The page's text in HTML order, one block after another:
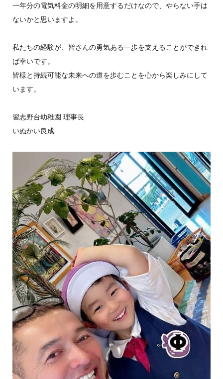
一年分の電気料金の明細を用意するだけなので、やらない手は
ないかと思いますよ。
私たちの経験が、皆さんの勇気ある一歩を支えることができれ
ば幸いです。
皆様と持続可能な未来への道を歩むことを心から楽しみにして
います。
習志野台幼稚園 理事長
いぬかい良成